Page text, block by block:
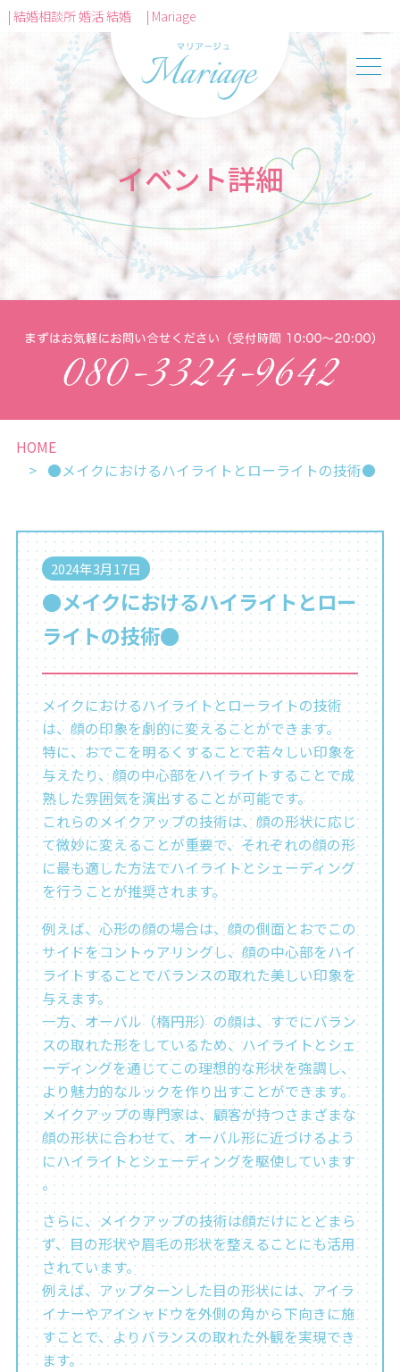
| 結婚相談所 婚活 結婚 | Mariage
イベント詳細
HOME
●メイクにおけるハイライトとローライトの技術●
2024年3月17日
●メイクにおけるハイライトとロー
ライトの技術●
メイクにおけるハイライトとローライトの技術
は、顔の印象を劇的に変えることができます。
特に、おでこを明るくすることで若々しい印象を
与えたり、顔の中心部をハイライトすることで成
熟した雰囲気を演出することが可能です。
これらのメイクアップの技術は、顔の形状に応じ
て微妙に変えることが重要で、それぞれの顔の形
に最も適した方法でハイライトとシェーディング
を行うことが推奨されます。
例えば、心形の顔の場合は、顔の側面とおでこの
サイドをコントゥアリングし、顔の中心部をハイ
ライトすることでバランスの取れた美しい印象を
与えます。
一方、オーバル（楕円形）の顔は、すでにバラン
スの取れた形をしているため、ハイライトとシェ
ーディングを通じてこの理想的な形状を強調し、
より魅力的なルックを作り出すことができます。
メイクアップの専門家は、顧客が持つさまざまな
顔の形状に合わせて、オーバル形に近づけるよう
にハイライトとシェーディングを駆使しています​​
。
さらに、メイクアップの技術は顔だけにとどまら
ず、目の形状や眉毛の形状を整えることにも活用
されています。
例えば、アップターンした目の形状には、アイラ
イナーやアイシャドウを外側の角から下向きに施
すことで、よりバランスの取れた外観を実現でき
ます。